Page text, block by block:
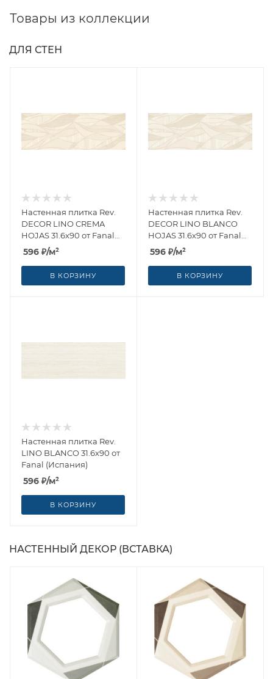
Товары из коллекции
ДЛЯ СТЕН
Настенная плитка Rev.
DECOR LINO CREMA
HOJAS 31.6x90 от Fanal
(Испания)
596 ₽/м²
В КОРЗИНУ
Настенная плитка Rev.
DECOR LINO BLANCO
HOJAS 31.6x90 от Fanal
(Испания)
596 ₽/м²
В КОРЗИНУ
Настенная плитка Rev.
LINO BLANCO 31.6x90 от
Fanal (Испания)
596 ₽/м²
В КОРЗИНУ
НАСТЕННЫЙ ДЕКОР (ВСТАВКА)